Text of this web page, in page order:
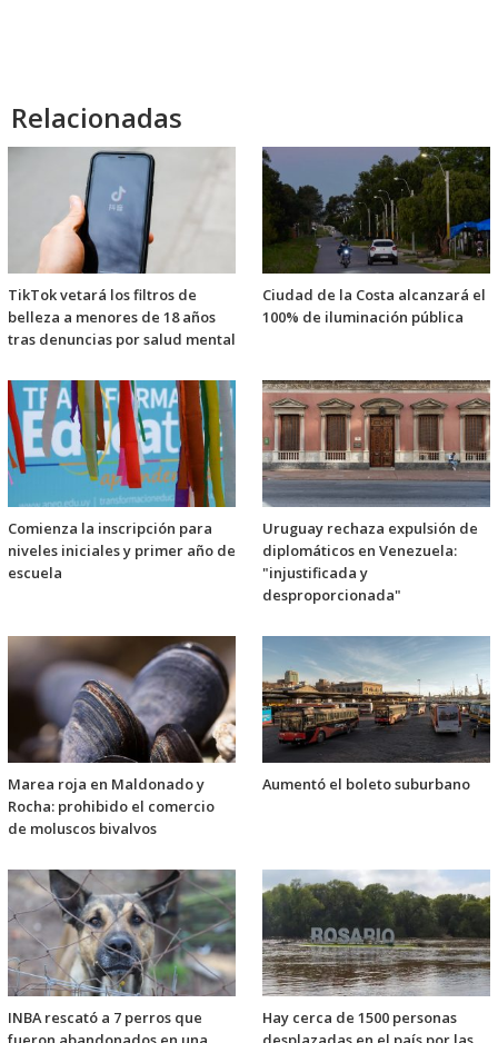
Relacionadas
TikTok vetará los filtros de
belleza a menores de 18 años
tras denuncias por salud mental
Ciudad de la Costa alcanzará el
100% de iluminación pública
Comienza la inscripción para
niveles iniciales y primer año de
escuela
Uruguay rechaza expulsión de
diplomáticos en Venezuela:
"injustificada y
desproporcionada"
Marea roja en Maldonado y
Rocha: prohibido el comercio
de moluscos bivalvos
Aumentó el boleto suburbano
INBA rescató a 7 perros que
Hay cerca de 1500 personas